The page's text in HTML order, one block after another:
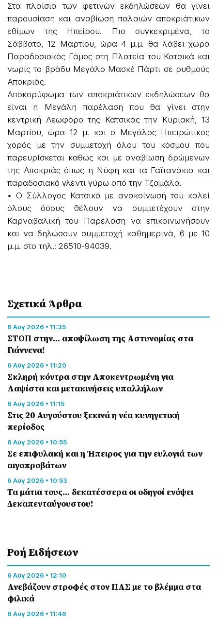
Στα πλαίσια των φετινών εκδηλώσεων θα γίνει
παρουσίαση και αναβίωση παλαιών αποκριάτικων
εθίμων της Ηπείρου. Πιο συγκεκριμένα, το
Σάββατο, 12 Μαρτίου, ώρα 4 μ.μ. θα λάβει χώρα
Παραδοσιακός Γάμος στη Πλατεία του Κατσικά και
νωρίς το βράδυ Μεγάλο Μασκέ Πάρτι σε ρυθμούς
Αποκριάς.
Αποκορύφωμα των αποκριάτικων εκδηλώσεων θα
είναι η Μεγάλη παρέλαση που θα γίνει στην
κεντρική Λεωφόρο της Κατσικάς την Κυριακή, 13
Μαρτίου, ώρα 12 μ. και ο Μεγάλος Ηπειρώτικος
χορός με την συμμετοχή όλου του κόσμου που
παρευρίσκεται καθώς και με αναβίωση δρώμενων
της Αποκριάς όπως η Νύφη και τα Γαϊτανάκια και
παραδοσιακό γλέντι γύρω από την Τζαμάλα.
• Ο Σύλλογος Κατσικά με ανακοίνωσή του καλεί
όλους όσους θέλουν να συμμετέχουν στην
Καρναβαλική του Παρέλαση να επικοινωνήσουν
και να δηλώσουν συμμετοχή καθημερινά, 6 με 10
μ.μ. στο τηλ.: 26510-94039.
Σχετικά Άρθρα
6 Αύγ 2026 • 11:35
ΣΤΟΠ στην… αποψίλωση της Αστυνομίας στα
Γιάννενα!
6 Αύγ 2026 • 11:20
Σκληρή κόντρα στην Αποκεντρωμένη για
Λαψίστα και μετακινήσεις υπαλλήλων
6 Αύγ 2026 • 11:15
Στις 20 Αυγούστου ξεκινά η νέα κυνηγετική
περίοδος
6 Αύγ 2026 • 10:55
Σε επιφυλακή και η Ήπειρος για την ευλογιά των
αιγοπροβάτων
6 Αύγ 2026 • 10:53
Τα μάτια τους… δεκατέσσερα οι οδηγοί ενόψει
Δεκαπενταύγουστου!
Ροή Eιδήσεων
6 Αύγ 2026 • 12:10
Ανεβάζουν στροφές στον ΠΑΣ με το βλέμμα στα
φιλικά
6 Αύγ 2026 • 11:46